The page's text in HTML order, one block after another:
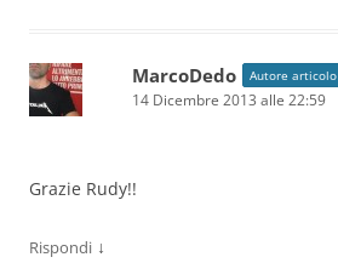
MarcoDedo Autore articolo
14 Dicembre 2013 alle 22:59
Grazie Rudy!!
Rispondi ↓